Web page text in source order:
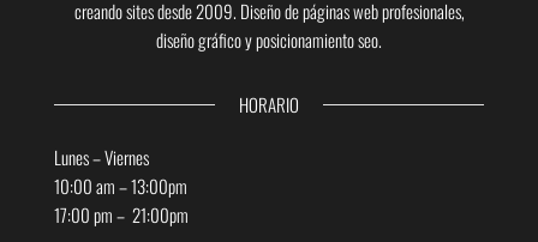
creando sites desde 2009. Diseño de páginas web profesionales,
diseño gráfico y posicionamiento seo.
HORARIO
Lunes – Viernes
10:00 am – 13:00pm
17:00 pm – 21:00pm